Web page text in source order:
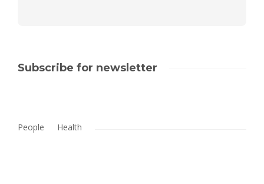
Subscribe for newsletter
People Health